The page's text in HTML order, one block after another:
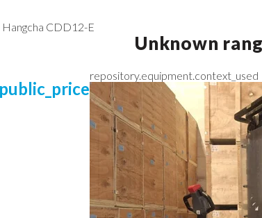
CDD12-E
Unknown
repository.equipment.context_used